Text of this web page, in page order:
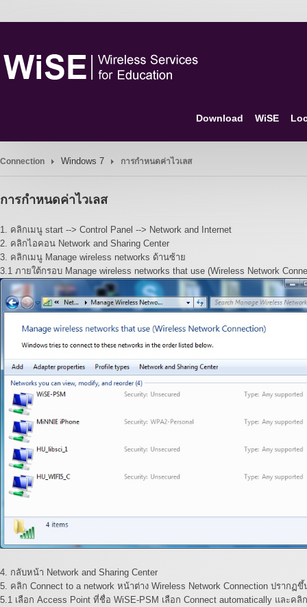
Download WiSE
Connection Windows 7 การกำหนดค่าไวเลส
การกำหนดค่าไวเลส
1. คลิกเมนู start --> Control Panel --> Network and Internet
2. คลิกไอคอน Network and Sharing Center
3. คลิกเมนู Manage wireless networks ด้านซ้าย
3.1 ภายใต้กรอบ Manage wireless networks that use (Wireless Network
4. กลับหน้า Network and Sharing Center
5. คลิก Connect to a network หน้าต่าง Wireless Network Connection ปรากฏ
5.1 เลือก Access Point ที่ชื่อ WiSE-PSM เลือก Connect automatically และคลิ